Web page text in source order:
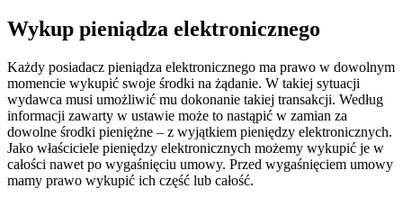
Wykup pieniądza elektronicznego
Każdy posiadacz pieniądza elektronicznego ma prawo w dowolnym
momencie wykupić swoje środki na żądanie. W takiej sytuacji
wydawca musi umożliwić mu dokonanie takiej transakcji. Według
informacji zawarty w ustawie może to nastąpić w zamian za
dowolne środki pieniężne – z wyjątkiem pieniędzy elektronicznych.
Jako właściciele pieniędzy elektronicznych możemy wykupić je w
całości nawet po wygaśnięciu umowy. Przed wygaśnięciem umowy
mamy prawo wykupić ich część lub całość.